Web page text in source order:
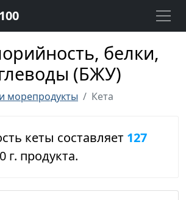
белки,
(БЖУ)
морепродукты Кета
кеты составляет 127
г. продукта.